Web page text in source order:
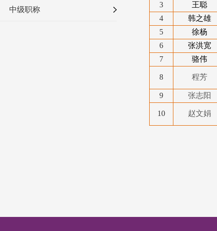
中级职称
3
王聪
4
韩之雄
5
徐杨
6
张洪宽
7
骆伟
8 程芳
9 张志阳
10 赵文娟